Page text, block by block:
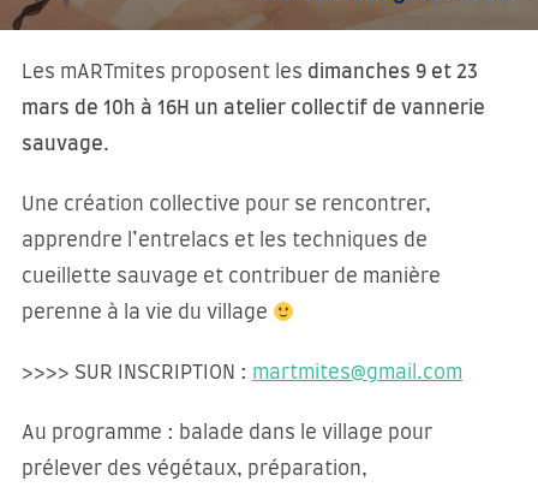
Les mARTmites proposent les dimanches 9 et 23
mars de 10h à 16H un atelier collectif de vannerie
sauvage.
Une création collective pour se rencontrer,
apprendre l’entrelacs et les techniques de
cueillette sauvage et contribuer de manière
perenne à la vie du village
>>>> SUR INSCRIPTION : martmites@gmail.com
Au programme : balade dans le village pour
prélever des végétaux, préparation,